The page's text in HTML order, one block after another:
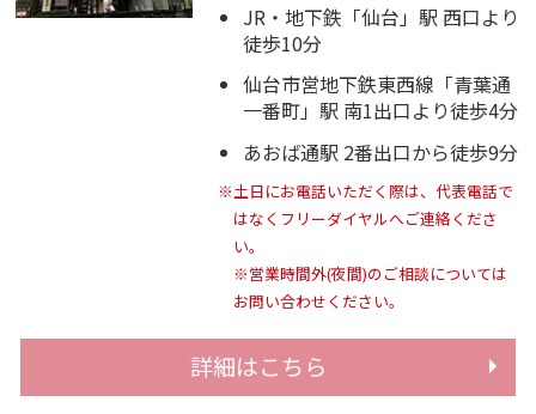
JR・地下鉄「仙台」駅 西口より
徒歩10分
仙台市営地下鉄東西線「青葉通
一番町」駅 南1出口より徒歩4分
あおば通駅 2番出口から徒歩9分
※土日にお電話いただく際は、代表電話で
はなくフリーダイヤルへご連絡くださ
い。
※営業時間外(夜間)のご相談については
お問い合わせください。
詳細はこちら